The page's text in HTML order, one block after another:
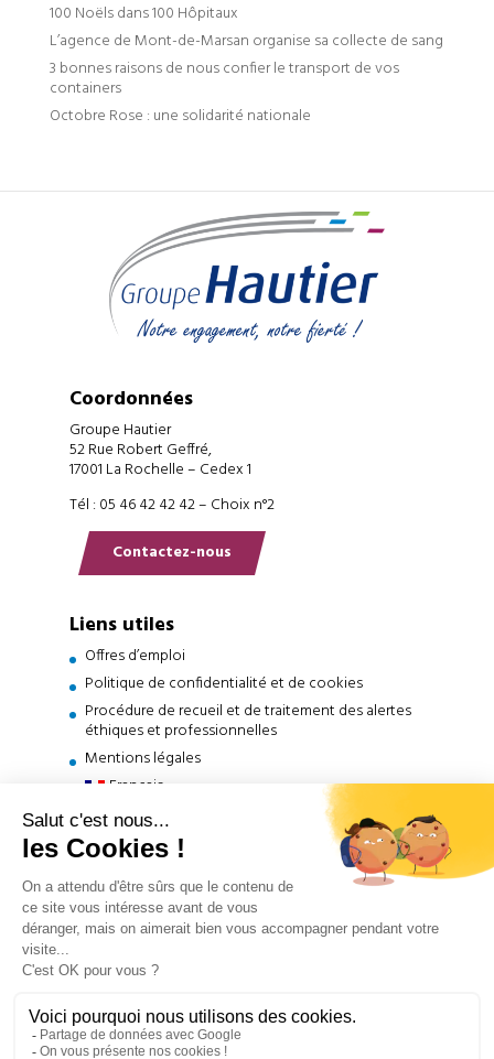
100 Noëls dans 100 Hôpitaux
L’agence de Mont-de-Marsan organise sa collecte de sang
3 bonnes raisons de nous confier le transport de vos
containers
Octobre Rose : une solidarité nationale
Coordonnées
Groupe Hautier
52 Rue Robert Geffré,
17001 La Rochelle – Cedex 1
Tél : 05 46 42 42 42 – Choix n°2
Contactez-nous
Liens utiles
Offres d’emploi
Politique de confidentialité et de cookies
Procédure de recueil et de traitement des alertes
éthiques et professionnelles
Mentions légales
Français
English